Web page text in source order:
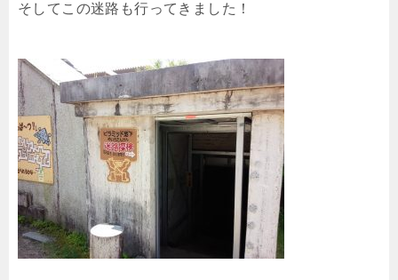
そしてこの迷路も行ってきました！